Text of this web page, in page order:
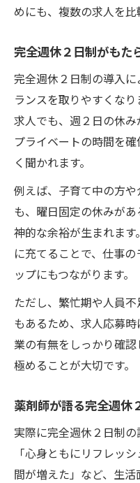
めにも、複数の求人を比
完全週休２日制がもた
完全週休２日制の導入
ランスを取りやすくな
求人でも、週２日の休
プライベートの時間を
く聞かれます。
例えば、子育て中の方
も、曜日固定の休みが
神的な余裕が生まれま
に充てることで、仕事
ップにもつながります。
ただし、繁忙期や人員
もあるため、求人応募
業の有無をしっかり確
極めることが大切です。
薬剤師が語る完全週休
実際に完全週休２日制の
「心身ともにリフレッ
間が増えた」など、生